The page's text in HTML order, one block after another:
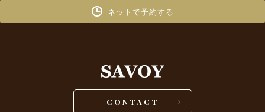
ネットで予約する
CONTACT